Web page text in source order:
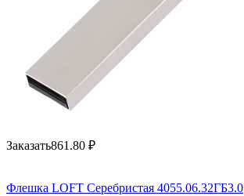
Заказать861.80 ₽
Флешка LOFT Серебристая 4055.06.32ГБ3.0